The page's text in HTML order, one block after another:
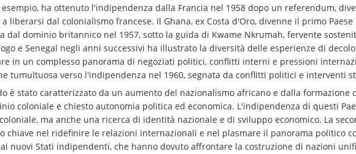
esempio, ha ottenuto l'indipendenza dalla Francia nel 1958 dopo un referendum,
liberarsi dal colonialismo francese. Il Ghana, ex Costa d'Oro, divenne il primo
dal dominio britannico nel 1957, sotto la guida di Kwame Nkrumah, fervente
e Senegal negli anni successivi ha illustrato la diversità delle esperienze di
in un complesso panorama di negoziati politici, conflitti interni e pressioni
tumultuosa verso l'indipendenza nel 1960, segnata da conflitti politici e interventi
è stato caratterizzato da un aumento del nazionalismo africano e dalla
coloniale e chiesto autonomia politica ed economica. L'indipendenza di questi
ma anche una ricerca di identità nazionale e di sviluppo economico. La
chiave nel ridefinire le relazioni internazionali e nel plasmare il panorama politico
nuovi Stati indipendenti, che hanno dovuto affrontare la costruzione di nazioni